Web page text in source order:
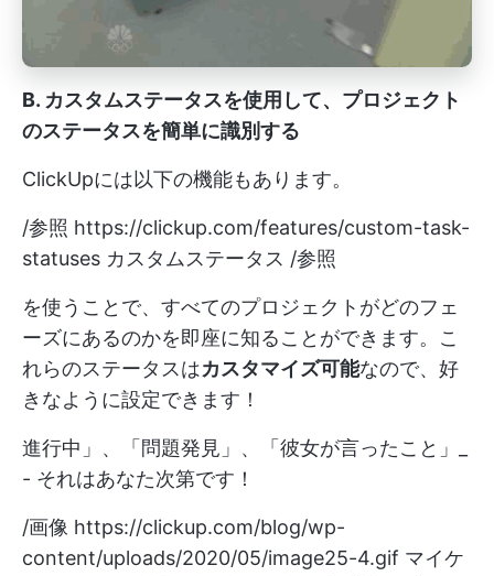
B. カスタムステータスを使用して、プロジェクト
のステータスを簡単に識別する
ClickUpには以下の機能もあります。
/参照 https://clickup.com/features/custom-task-
statuses カスタムステータス /参照
を使うことで、すべてのプロジェクトがどのフェ
ーズにあるのかを即座に知ることができます。こ
れらのステータスはカスタマイズ可能なので、好
きなように設定できます！
進行中」、「問題発見」、「彼女が言ったこと」_
- それはあなた次第です！
/画像 https://clickup.com/blog/wp-
content/uploads/2020/05/image25-4.gif マイケ